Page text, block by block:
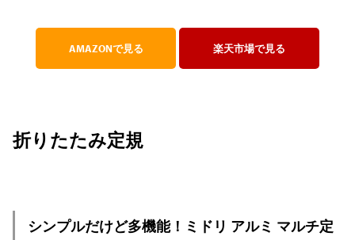
AMAZONで見る 楽天市場で見る
折りたたみ定規
シンプルだけど多機能！ミドリ アルミ マルチ定